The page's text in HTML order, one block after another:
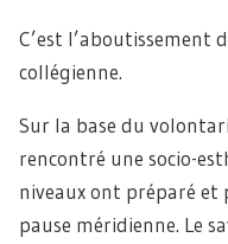
C’est l’aboutissement
collégienne.
Sur la base du
rencontré une socio-
niveaux ont préparé
pause méridienne. Le